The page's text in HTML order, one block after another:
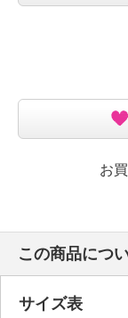
お
この商品につ
サイズ表